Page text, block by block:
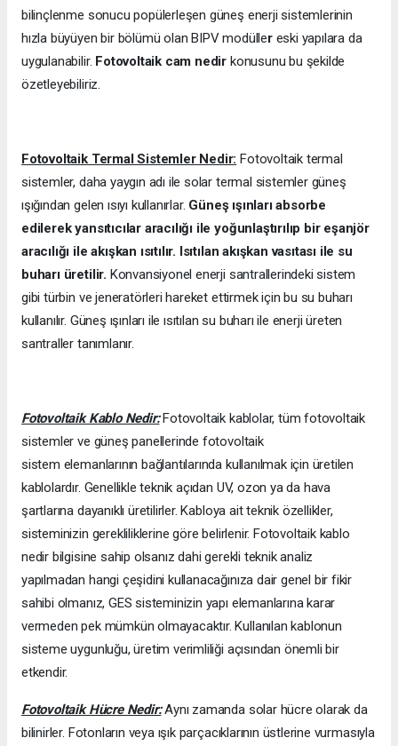
bilinçlenme sonucu popülerleşen güneş enerji sistemlerinin
hızla büyüyen bir bölümü olan BIPV modüller eski yapılara da
uygulanabilir. Fotovoltaik cam nedir konusunu bu şekilde
özetleyebiliriz.
Fotovoltaik Termal Sistemler Nedir: Fotovoltaik termal
sistemler, daha yaygın adı ile solar termal sistemler güneş
ışığından gelen ısıyı kullanırlar. Güneş ışınları absorbe
edilerek yansıtıcılar aracılığı ile yoğunlaştırılıp bir eşanjör
aracılığı ile akışkan ısıtılır. Isıtılan akışkan vasıtası ile su
buharı üretilir. Konvansiyonel enerji santrallerindeki sistem
gibi türbin ve jeneratörleri hareket ettirmek için bu su buharı
kullanılır. Güneş ışınları ile ısıtılan su buharı ile enerji üreten
santraller tanımlanır.
Fotovoltaik Kablo Nedir:Fotovoltaik kablolar, tüm fotovoltaik
sistemler ve güneş panellerinde fotovoltaik
sistem elemanlarının bağlantılarında kullanılmak için üretilen
kablolardır. Genellikle teknik açıdan UV, ozon ya da hava
şartlarına dayanıklı üretilirler. Kabloya ait teknik özellikler,
sisteminizin gerekliliklerine göre belirlenir. Fotovoltaik kablo
nedir bilgisine sahip olsanız dahi gerekli teknik analiz
yapılmadan hangi çeşidini kullanacağınıza dair genel bir fikir
sahibi olmanız, GES sisteminizin yapı elemanlarına karar
vermeden pek mümkün olmayacaktır. Kullanılan kablonun
sisteme uygunluğu, üretim verimliliği açısından önemli bir
etkendir.
Fotovoltaik Hücre Nedir:Aynı zamanda solar hücre olarak da
bilinirler. Fotonların veya ışık parçacıklarının üstlerine vurmasıyla